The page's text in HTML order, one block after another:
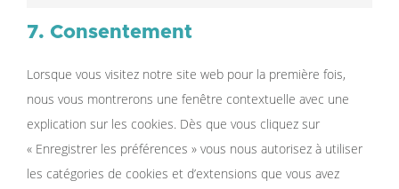
7. Consentement
Lorsque vous visitez notre site web pour la première fois,
nous vous montrerons une fenêtre contextuelle avec une
explication sur les cookies. Dès que vous cliquez sur
« Enregistrer les préférences » vous nous autorisez à utiliser
les catégories de cookies et d’extensions que vous avez